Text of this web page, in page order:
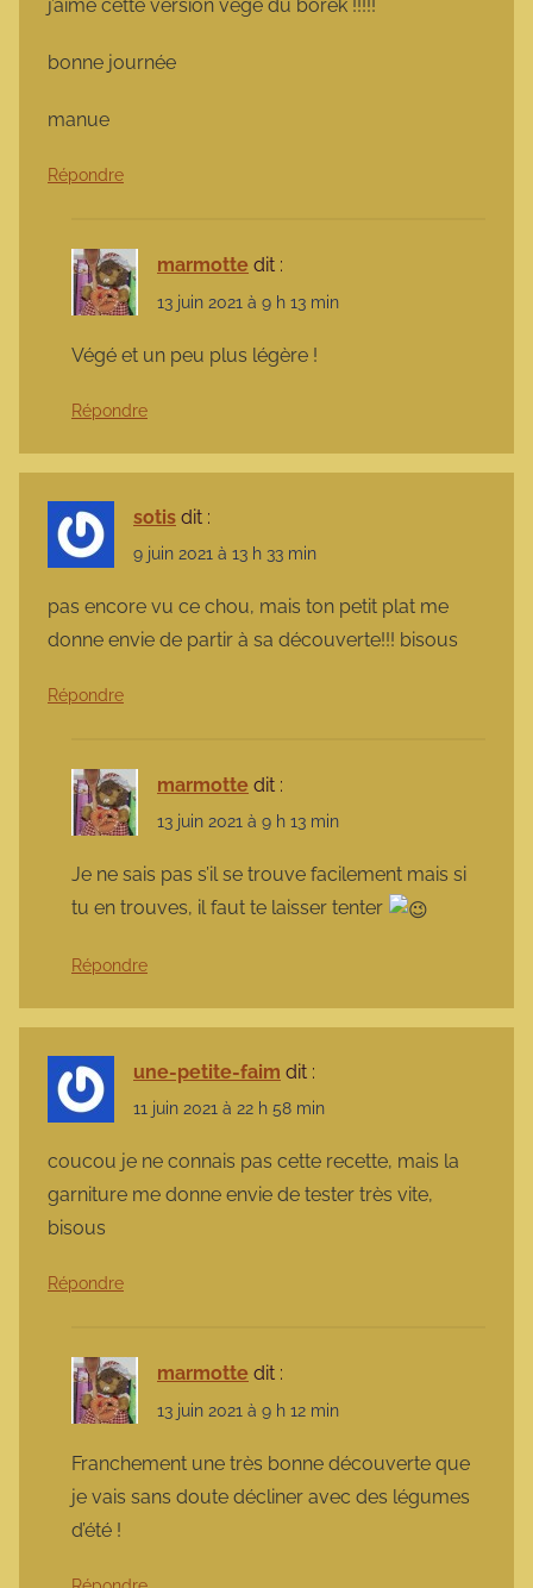
j’aime cette version végé du borek !!!!!
bonne journée
manue
Répondre
marmotte dit :
13 juin 2021 à 9 h 13 min
Végé et un peu plus légère !
Répondre
sotis dit :
9 juin 2021 à 13 h 33 min
pas encore vu ce chou, mais ton petit plat me
donne envie de partir à sa découverte!!! bisous
Répondre
marmotte dit :
13 juin 2021 à 9 h 13 min
Je ne sais pas s’il se trouve facilement mais si
tu en trouves, il faut te laisser tenter
Répondre
une-petite-faim dit :
11 juin 2021 à 22 h 58 min
coucou je ne connais pas cette recette, mais la
garniture me donne envie de tester très vite,
bisous
Répondre
marmotte dit :
13 juin 2021 à 9 h 12 min
Franchement une très bonne découverte que
je vais sans doute décliner avec des légumes
d’été !